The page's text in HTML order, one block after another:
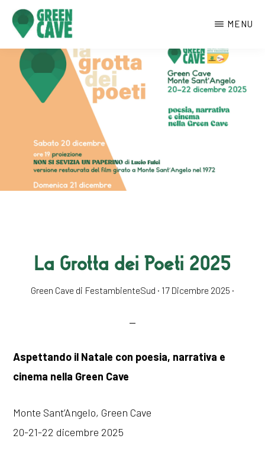
Passa
contenuto
principale
GREENCAVE
Centro
culturale
MENU
La Grotta dei Poeti 2025
Green Cave di FestambienteSud · 17 Dicembre 2025 ·
Aspettando il Natale con poesia, narrativa e
cinema nella Green Cave
Monte Sant’Angelo, Green Cave
20-21-22 dicembre 2025